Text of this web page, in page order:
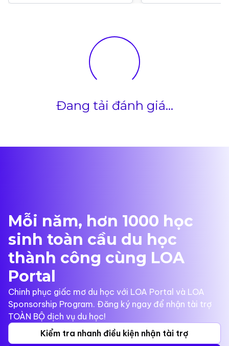
Đang tải đánh giá...
Mỗi năm, hơn 1000 học
sinh toàn cầu du học
thành công cùng LOA
Portal
Chinh phục giấc mơ du học với LOA Portal và LOA
Sponsorship Program. Đăng ký ngay để nhận tài trợ
TOÀN BỘ dịch vụ du học!
Kiểm tra nhanh điều kiện nhận tài trợ